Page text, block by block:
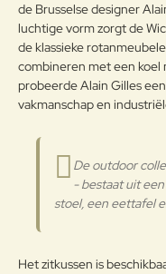
Aluminium
Polyethyleen
Note:
Waardering:
Waarderin
g:
Slecht
Verder
de Brusselse designer
luchtige vorm zorgt de
de klassieke
combineren met een koel
probeerde Alain Gilles
vakmanschap en
De outdoor
- bestaat uit
stoel, een eettafel
Het zitkussen is